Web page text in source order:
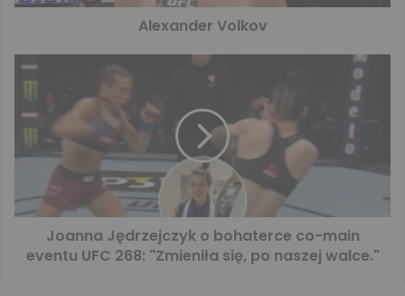
Alexander Volkov
Joanna Jędrzejczyk o bohaterce co-main
eventu UFC 268: "Zmieniła się, po naszej walce."